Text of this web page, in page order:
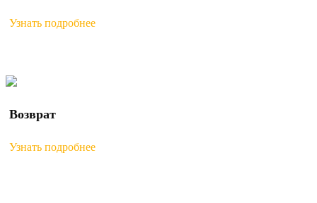
Узнать подробнее
Возврат
Узнать подробнее